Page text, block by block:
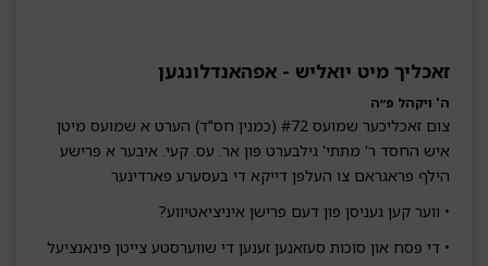
זאכליך מיט יואליש - אפהאנדלונגען
ה' ויקהל פ״ה
צום זאכליכער שמועס #72 (כמנין חס"ד) הערט א שמועס מיטן
איש החסד ר' מתתי' גילבערט פון אר. עס. קעי. איבער א פרישע
הילף פראגראם צו העלפן דייקא די בעסערע פארדינער
• ווער קען געניסן פון דעם פרישן איניציאטיווע?
• די פסח און סוכות סעזאנען זענען די שווערסטע צייטן פינאנציעל